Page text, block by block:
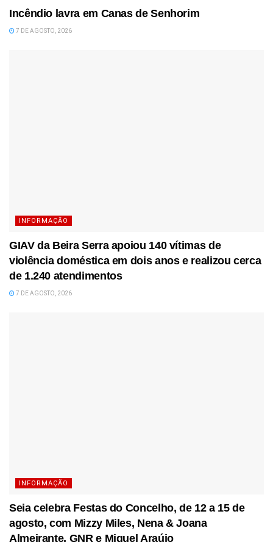
Incêndio lavra em Canas de Senhorim
7 DE AGOSTO, 2026
INFORMAÇÃO
GIAV da Beira Serra apoiou 140 vítimas de
violência doméstica em dois anos e realizou cerca
de 1.240 atendimentos
7 DE AGOSTO, 2026
INFORMAÇÃO
Seia celebra Festas do Concelho, de 12 a 15 de
agosto, com Mizzy Miles, Nena & Joana
Almeirante, GNR e Miguel Araújo